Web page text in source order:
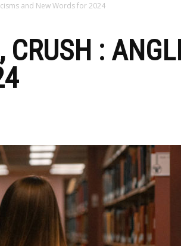
and New Words for 2024
CRUSH :